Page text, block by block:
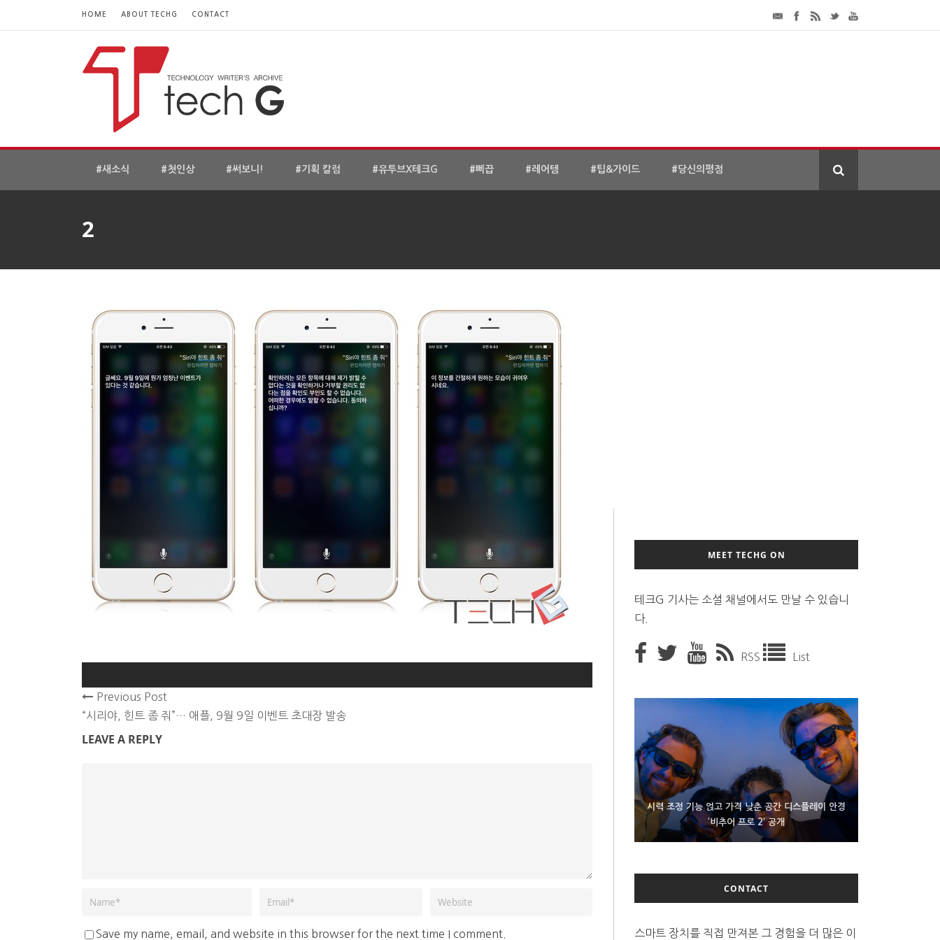
HOME ABOUT TECHG CONTACT
#새소식 #첫인상 #써보니! #기획 칼럼 #유투브X테크G #삐끕 #레어템 #팁&가이드 #당신의평점
2
Previous Post
“시리야, 힌트 좀 줘”… 애플, 9월 9일 이벤트 초대장 발송
LEAVE A REPLY
Save my name, email, and website in this browser for the next time I comment.
MEET TECHG ON
테크G 기사는 소셜 채널에서도 만날 수 있습니
다.
RSS List
시력 조정 기능 얹고 가격 낮춘 공간 디스플레이 안경
‘비추어 프로 2’ 공개
D램 부족에 10억달러어치 아이폰18 프로세서 패키징
대기 중
300~400달러 반지형 스피커 준비하는 오픈AI
CONTACT
스마트 장치를 직접 만져본 그 경험을 더 많은 이